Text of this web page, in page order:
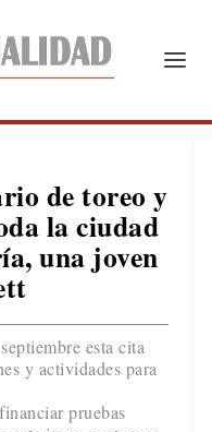
de toreo y
la ciudad
una joven
esta cita
y actividades para
pruebas